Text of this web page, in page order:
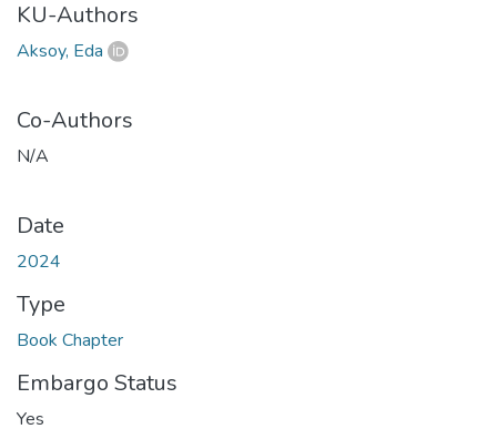
KU-Authors
Aksoy, Eda
Co-Authors
N/A
Date
2024
Type
Book Chapter
Embargo Status
Yes